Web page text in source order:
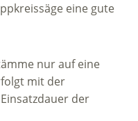
eine gute
nur auf eine
mit der
der